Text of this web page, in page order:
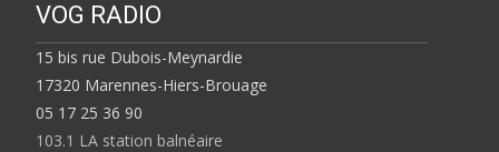
VOG RADIO
15 bis rue Dubois-Meynardie
17320 Marennes-Hiers-Brouage
05 17 25 36 90
103.1 LA station balnéaire